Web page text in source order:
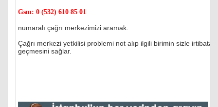
Gsm: 0 (532) 610 85 01
numaralı çağrı merkezimizi aramak.
Çağrı merkezi yetkilisi problemi not alıp ilgili birimin sizle irtibata
geçmesini sağlar.